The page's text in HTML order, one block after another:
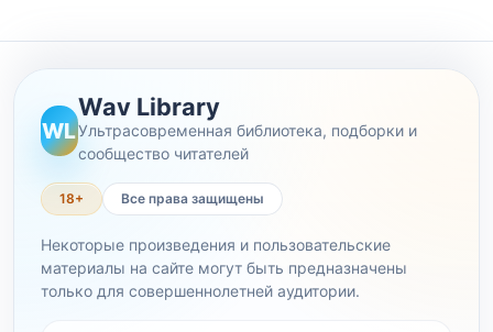
WL
Wav Library
Ультрасовременная библиотека, подборки и
сообщество читателей
18+ Все права защищены
Некоторые произведения и пользовательские
материалы на сайте могут быть предназначены
только для совершеннолетней аудитории.